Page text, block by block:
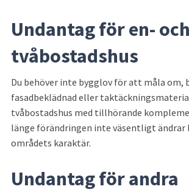
Undantag för en- och
tvåbostadshus
Du behöver inte bygglov för att måla om,
fasadbeklädnad eller
tvåbostadshus med tillhörande
länge förändringen inte väsentligt ändrar
områdets karaktär.
Undantag för andra